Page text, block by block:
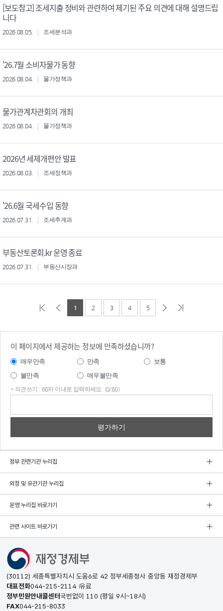
[보도참고] 조세지출 정비와 관련하여 제기된 주요 의견에 대해 설명드립
니다
2026.08.05. 조세분석과
'26.7월 소비자물가 동향
2026.08.04. 물가정책과
물가관계차관회의 개최
2026.08.04. 물가정책과
2026년 세제개편안 발표
2026.08.03. 조세정책과
'26.6월 국세수입 동향
2026.07.31. 조세추계과
부동산토론회.kr 운영 종료
2026.07.31. 부동산시장과
1 2 3 4 5
이 페이지에서 제공하는 정보에 만족하셨습니까?
매우만족 만족
보통
불만족
매우불만족
* 의견쓰기 : 60자 이내로 입력하세요. (0/60)
정부 관련기관 누리집
외청 및 유관기관 누리집
운영 누리집 바로가기
관련 사이트 바로가기
(30112) 세종특별자치시 도움6로 42 정부세종청사 중앙동 재정경제부
대표전화044-215-2114 유료
정부민원안내콜센터국번없이 110 (평일 9시~18시)
FAX044-215-8033